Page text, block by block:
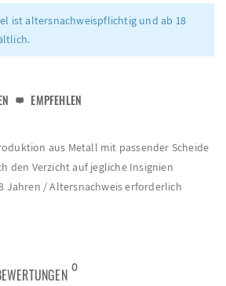
ist altersnachweispflichtig und ab 18
EMPFEHLEN
aus Metall mit passender Scheide
den Verzicht auf jegliche Insignien
Jahren / Altersnachweis erforderlich
0